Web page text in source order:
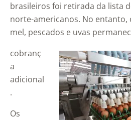
brasileiros foi retirada da lista
norte-americanos. No entanto,
mel, pescados e uvas
cobranç
a
adicional
.
Os